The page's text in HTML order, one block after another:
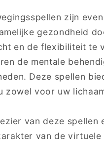
zijn
gezondheid
en de flexibiliteit te
de mentale
Deze spellen
zowel voor uw
van deze spellen
van de